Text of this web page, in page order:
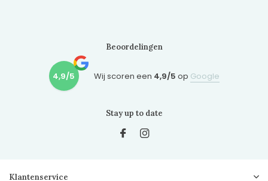
Beoordelingen
4,9/5 Wij scoren een 4,9/5 op Google
Stay up to date
Klantenservice